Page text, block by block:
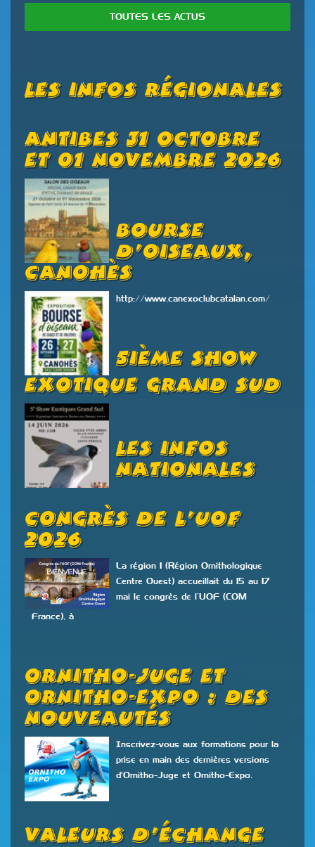
TOUTES LES ACTUS
Les Infos Régionales
Antibes 31 Octobre
Et 01 Novembre 2026
Bourse
D’oiseaux,
Canohès
http://www.canexoclubcatalan.com/
5ième Show
Exotique Grand Sud
Les Infos
Nationales
Congrès De L’UOF
2026
La région 1 (Région Ornithologique
Centre Ouest) accueillait du 15 au 17
mai le congrès de l’UOF (COM
France), à
Ornitho-Juge Et
Ornitho-Expo : Des
Nouveautés
Inscrivez-vous aux formations pour la
prise en main des dernières versions
d'Ornitho-Juge et Ornitho-Expo.
Valeurs D’échange